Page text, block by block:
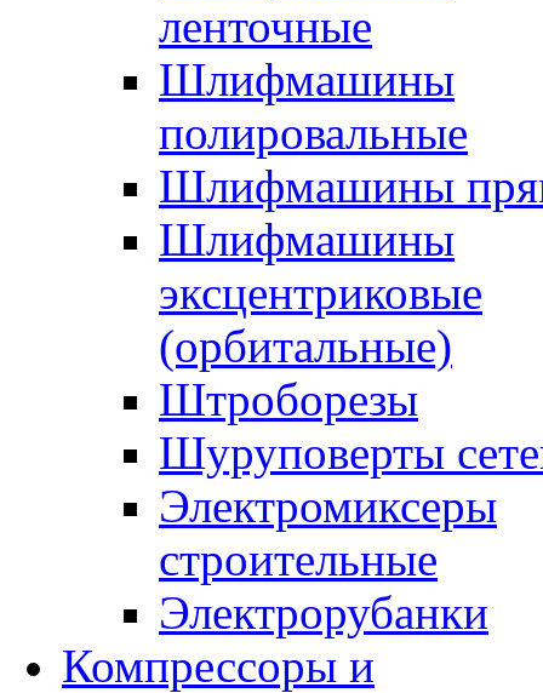
ленточные
Шлифмашины
полировальные
Шлифмашины
Шлифмашины
эксцентриковые
(орбитальные)
Штроборезы
Шуруповерты
Электромиксеры
строительные
Электрорубанки
Компрессоры и